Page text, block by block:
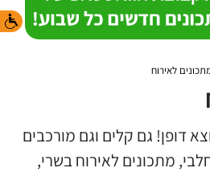
לאירוח
דופן! גם קלים וגם מורכבים
מתכונים לאירוח בשרי,